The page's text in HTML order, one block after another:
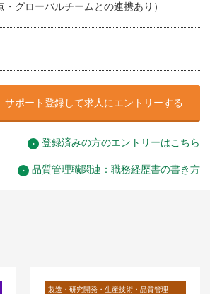
グローバルチームとの連携あり）
サポート登録して求人にエントリーする
登録済みの方のエントリーはこちら
品質管理職関連：職務経歴書の書き方
製造・研究開発・生産技術・品質管理